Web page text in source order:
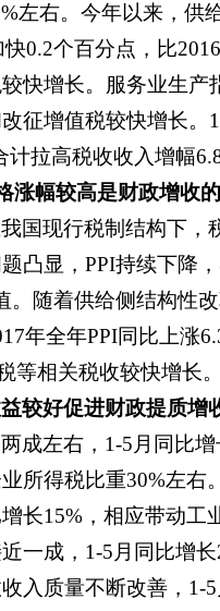
左右。今年以来，
0.2个百分点，比
快增长。服务业生
征增值税较快增长
计拉高税收收入增幅
涨幅较高是财政增收
国现行税制结构下
凸显，PPI持续下降
。随着供给侧结构性
年全年PPI同比上涨
等相关税收较快增长
较好促进财政提质增
成左右，1-5月同比
所得税比重30%左
长15%，相应带动
一成，1-5月同比增
入质量不断改善，1-